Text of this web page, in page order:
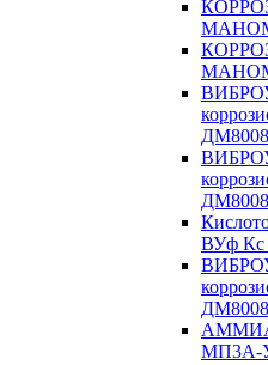
ВУф Кс
МП3А-